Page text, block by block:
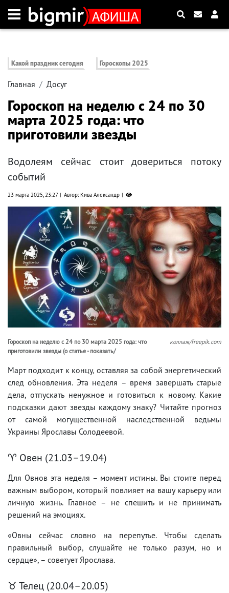
Какой праздник сегодня Гороскопы 2025
Главная Досуг
Гороскоп на неделю с 24 по 30
марта 2025 года: что
приготовили звезды
Водолеям сейчас стоит довериться потоку
событий
23 марта 2025, 23:27 Автор: Кива Александр
Гороскоп на неделю с 24 по 30 марта 2025 года: что
приготовили звезды (о статье - показать/
коллаж/freepik.com
Март подходит к концу, оставляя за собой энергетический
след обновления. Эта неделя – время завершать старые
дела, отпускать ненужное и готовиться к новому. Какие
подсказки дают звезды каждому знаку? Читайте прогноз
от самой могущественной наследственной ведьмы
Украины Ярославы Солодеевой.
♈ Овен (21.03–19.04)
Для Овнов эта неделя – момент истины. Вы стоите перед
важным выбором, который повлияет на вашу карьеру или
личную жизнь. Главное – не спешить и не принимать
решений на эмоциях.
«Овны сейчас словно на перепутье. Чтобы сделать
правильный выбор, слушайте не только разум, но и
сердце», – советует Ярослава.
♉ Телец (20.04–20.05)